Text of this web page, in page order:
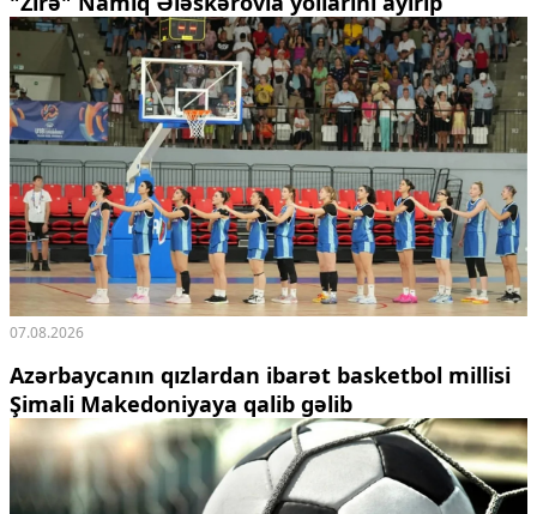
07.08.2026
Azərbaycanın qızlardan ibarət basketbol millisi
Şimali Makedoniyaya qalib gəlib